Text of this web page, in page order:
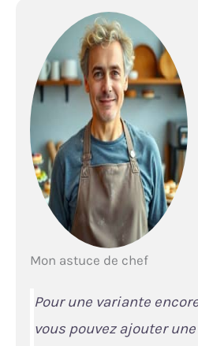
Mon astuce de chef
Pour une variante
vous pouvez ajouter